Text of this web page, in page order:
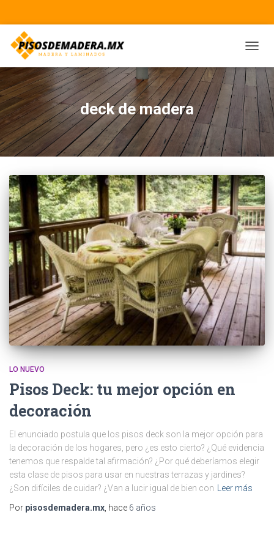
deck de madera
LO NUEVO
Pisos Deck: tu mejor opción en
decoración
El enunciado postula que los pisos deck son la mejor opción para
la decoración de los hogares, pero ¿es esto cierto? ¿Qué evidencia
tenemos que respalde tal afirmación? ¿Por qué deberíamos elegir
esta clase de pisos para usar en nuestras terrazas y jardines?
¿Son difíciles de cuidar? ¿Van a lucir igual de bien con
Leer más
Por pisosdemadera.mx , hace 6 años